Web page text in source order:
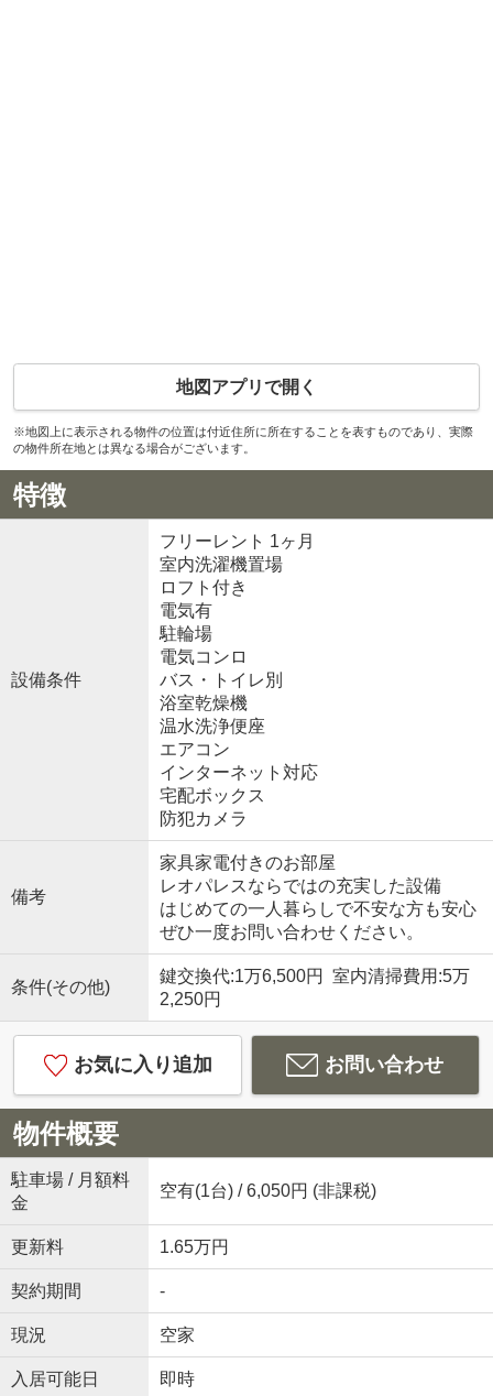
地図アプリで開く
※地図上に表示される物件の位置は付近住所に所在することを表すものであり、実際
の物件所在地とは異なる場合がございます。
特徴
設備条件
フリーレント 1ヶ月
室内洗濯機置場
ロフト付き
電気有
駐輪場
電気コンロ
バス・トイレ別
浴室乾燥機
温水洗浄便座
エアコン
インターネット対応
宅配ボックス
防犯カメラ
備考
家具家電付きのお部屋
レオパレスならではの充実した設備
はじめての一人暮らしで不安な方も安心
ぜひ一度お問い合わせください。
条件(その他)
鍵交換代:1万6,500円 室内清掃費用:5万
2,250円
お気に入り追加 お問い合わせ
物件概要
駐車場 / 月額料
金
空有(1台) / 6,050円 (非課税)
更新料 1.65万円
契約期間 -
現況 空家
入居可能日 即時